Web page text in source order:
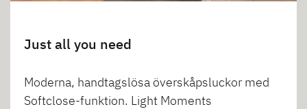
Just all you need
Moderna, handtagslösa överskåpsluckor med
Softclose-funktion. Light Moments